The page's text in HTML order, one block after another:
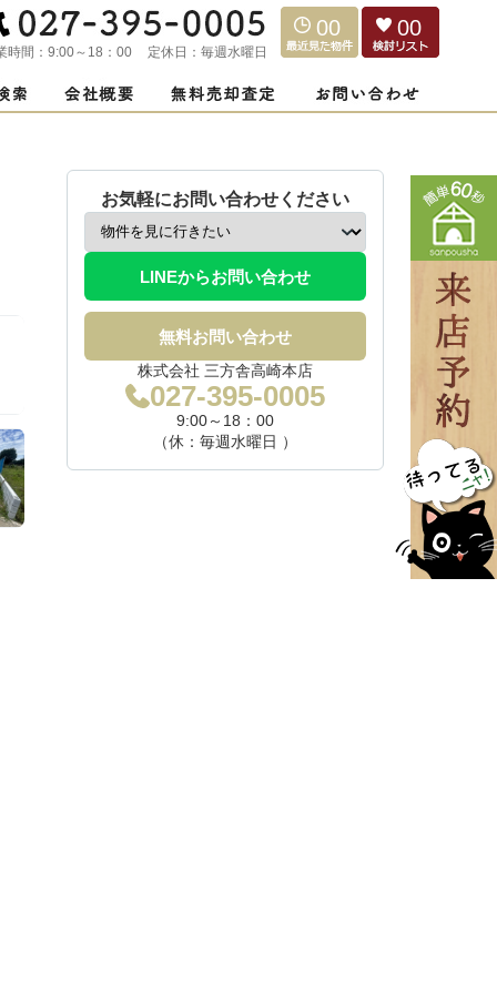
時間： 9:00～18：00 定休日： 毎週水曜日
00 00
お気軽にお問い合わせください
LINEからお問い合わせ
無料お問い合わせ
株式会社 三方舎高崎本店
027-395-0005
9:00～18：00
（休：毎週水曜日 ）